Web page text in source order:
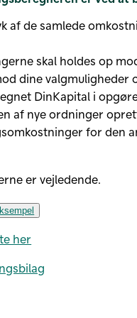
af de samlede
skal holdes op
dine valgmuligheder
DinKapital i
af nye ordninger
for den
er vejledende.
her